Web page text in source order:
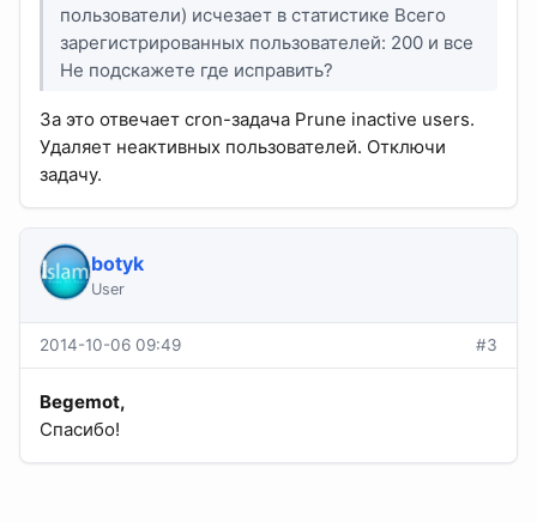
пользователи) исчезает в статистике Всего
зарегистрированных пользователей: 200 и все
Не подскажете где исправить?
За это отвечает cron-задача Prune inactive users.
Удаляет неактивных пользователей. Отключи
задачу.
botyk
User
2014-10-06 09:49 #3
Begemot,
Спасибо!